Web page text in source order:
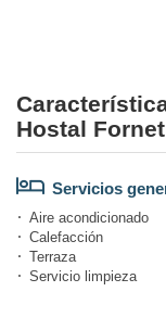
Hostal Fornet
Servicios
Aire acondicionado
Calefacción
Terraza
Servicio limpieza